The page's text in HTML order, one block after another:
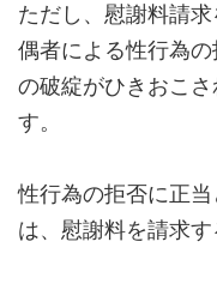
ただし、慰謝料請
偶者による性行為
の破綻がひきおこ
す。
性行為の拒否に正
は、慰謝料を請求す